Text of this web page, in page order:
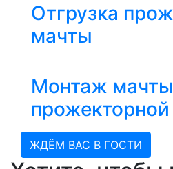
Отгрузка
мачты
Монтаж мачты
прожекторной
ЖДЁМ ВАС В ГОСТИ